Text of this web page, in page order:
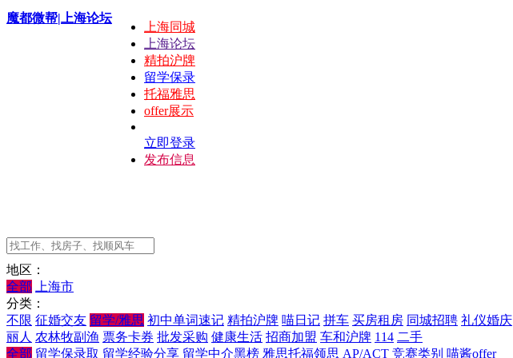
魔都微帮|上海论坛
上海同城
上海论坛
精拍沪牌
留学保录
托福雅思
offer展示
立即登录
发布信息
地区：
全部
上海市
分类：
不限 征婚交友 留学/雅思 初中单词速记 精拍沪牌 喵日记 拼车 买房租房 同城招聘 礼仪婚庆
丽人 农林牧副渔 票务卡券 批发采购 健康生活 招商加盟 车和沪牌 114 二手
全部 留学保录取 留学经验分享 留学中介黑榜 雅思托福领思 AP/ACT 竞赛类别 喵酱offer